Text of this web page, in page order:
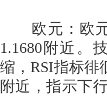
欧元：欧元/
1.1680附近。
缩，RSI指标徘
附近，指示下